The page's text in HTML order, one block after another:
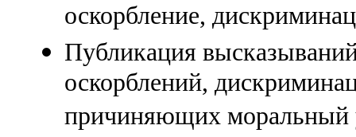
оскорбление,
Публикация
оскорблений,
причиняющих моральный